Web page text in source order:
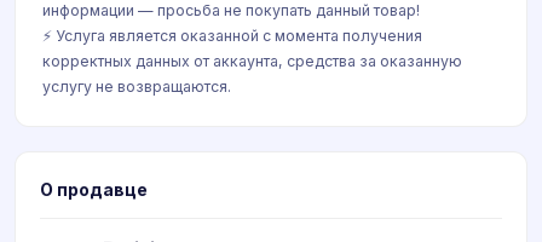
информации — просьба не покупать данный товар!
⚡ Услуга является оказанной с момента получения
корректных данных от аккаунта, средства за оказанную
услугу не возвращаются.
О продавце